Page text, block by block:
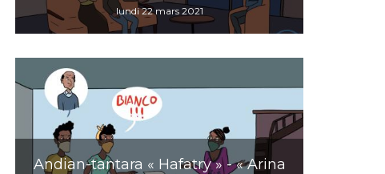
lundi 22 mars 2021
Andian-tantara « Hafatry » - « Arina